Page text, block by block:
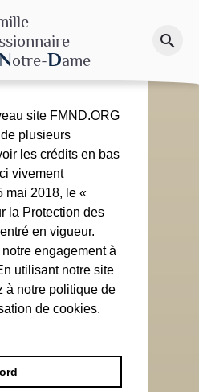
otre-Dame
search
un don
site FMND.ORG
plusieurs
les crédits en bas
vivement
mai 2018, le «
la Protection des
en vigueur.
engagement à
utilisant notre site
à notre politique de
de cookies.